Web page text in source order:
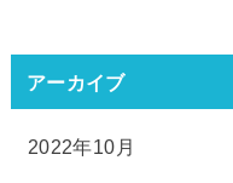
アーカイブ
2022年10月